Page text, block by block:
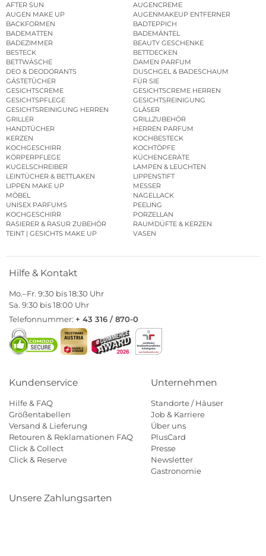
AFTER SUN
AUGENCREME
AUGEN MAKE UP
AUGENMAKEUP ENTFERNER
BACKFORMEN
BADTEPPICH
BADEMATTEN
BADEMÄNTEL
BADEZIMMER
BEAUTY GESCHENKE
BESTECK
BETTDECKEN
BETTWÄSCHE
DAMEN PARFUM
DEO & DEODORANTS
DUSCHGEL & BADESCHAUM
GÄSTETÜCHER
FÜR SIE
GESICHTSCREME
GESICHTSCREME HERREN
GESICHTSPFLEGE
GESICHTSREINIGUNG
GESICHTSREINIGUNG HERREN
GLÄSER
GRILLER
GRILLZUBEHÖR
HANDTÜCHER
HERREN PARFUM
KERZEN
KOCHBESTECK
KOCHGESCHIRR
KOCHTÖPFE
KÖRPERPFLEGE
KÜCHENGERÄTE
KUGELSCHREIBER
LAMPEN & LEUCHTEN
LEINTÜCHER & BETTLAKEN
LIPPENSTIFT
LIPPEN MAKE UP
MESSER
MÖBEL
NAGELLACK
UNISEX PARFUMS
PEELING
KOCHGESCHIRR
PORZELLAN
RASIERER & RASUR ZUBEHÖR
RAUMDÜFTE & KERZEN
TEINT | GESICHTS MAKE UP
VASEN
Hilfe & Kontakt
Mo.–Fr. 9:30 bis 18:30 Uhr
Sa. 9:30 bis 18:00 Uhr
Telefonnummer: + 43 316 / 870-0
Kundenservice
Hilfe & FAQ
Größentabellen
Versand & Lieferung
Retouren & Reklamationen FAQ
Click & Collect
Click & Reserve
Unternehmen
Standorte / Häuser
Job & Karriere
Über uns
PlusCard
Presse
Newsletter
Gastronomie
Unsere Zahlungsarten